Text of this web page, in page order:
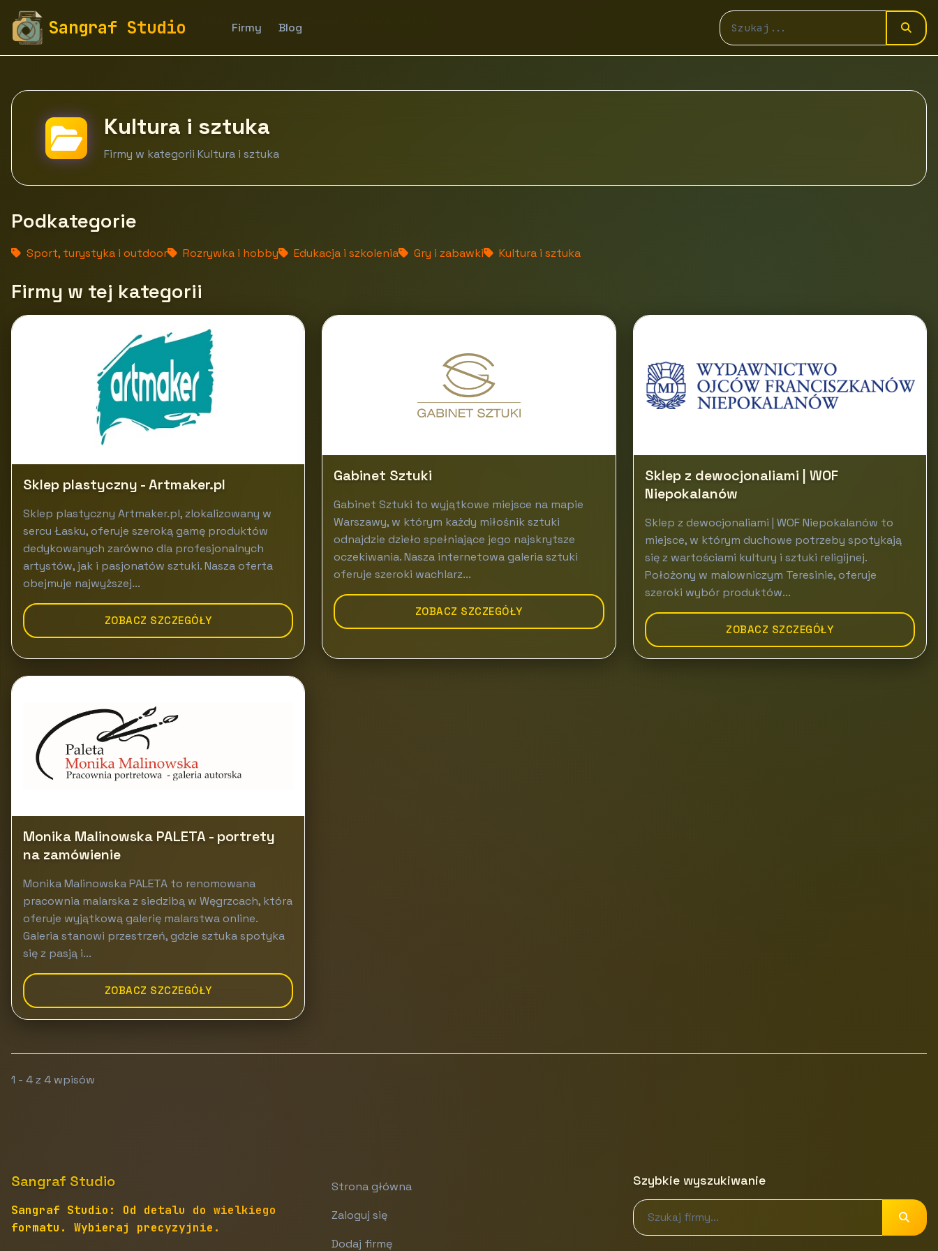
Sangraf Studio Firmy Blog
fototapety-sangraf.pl Firmy
Kultura i sztuka
Firmy w kategorii Kultura i sztuka
Podkategorie
Sport, turystyka i outdoor Rozrywka i hobby Edukacja i szkolenia Gry i zabawki Kultura i sztuka
Firmy w tej kategorii
Sklep plastyczny - Artmaker.pl
Sklep plastyczny Artmaker.pl, zlokalizowany w
sercu Łasku, oferuje szeroką gamę produktów
dedykowanych zarówno dla profesjonalnych
artystów, jak i pasjonatów sztuki. Nasza oferta
obejmuje najwyższej...
ZOBACZ SZCZEGÓŁY
Gabinet Sztuki
Gabinet Sztuki to wyjątkowe miejsce na mapie
Warszawy, w którym każdy miłośnik sztuki
odnajdzie dzieło spełniające jego najskrytsze
oczekiwania. Nasza internetowa galeria sztuki
oferuje szeroki wachlarz...
ZOBACZ SZCZEGÓŁY
Sklep z dewocjonaliami | WOF
Niepokalanów
Sklep z dewocjonaliami | WOF Niepokalanów to
miejsce, w którym duchowe potrzeby spotykają
się z wartościami kultury i sztuki religijnej.
Położony w malowniczym Teresinie, oferuje
szeroki wybór produktów...
ZOBACZ SZCZEGÓŁY
Monika Malinowska PALETA - portrety
na zamówienie
Monika Malinowska PALETA to renomowana
pracownia malarska z siedzibą w Węgrzcach, która
oferuje wyjątkową galerię malarstwa online.
Galeria stanowi przestrzeń, gdzie sztuka spotyka
się z pasją i...
ZOBACZ SZCZEGÓŁY
1 - 4 z 4 wpisów
Sangraf Studio
Sangraf Studio: Od detalu do wielkiego
formatu. Wybieraj precyzyjnie.
Strona główna
Zaloguj się
Dodaj firmę
Szybkie wyszukiwanie